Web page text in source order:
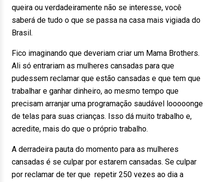
queira ou verdadeiramente não se interesse, você
saberá de tudo o que se passa na casa mais vigiada do
Brasil.
Fico imaginando que deveriam criar um Mama Brothers.
Ali só entrariam as mulheres cansadas para que
pudessem reclamar que estão cansadas e que tem que
trabalhar e ganhar dinheiro, ao mesmo tempo que
precisam arranjar uma programação saudável looooonge
de telas para suas crianças. Isso dá muito trabalho e,
acredite, mais do que o próprio trabalho.
A derradeira pauta do momento para as mulheres
cansadas é se culpar por estarem cansadas. Se culpar
por reclamar de ter que repetir 250 vezes ao dia a